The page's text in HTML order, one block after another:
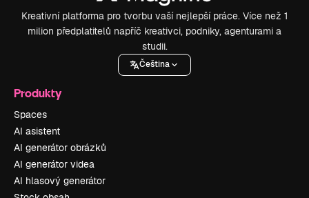
Kreativní platforma pro tvorbu vaší nejlepší práce. Více než 1
milion předplatitelů napříč kreativci, podniky, agenturami a
studii.
Čeština
Produkty
Spaces
AI asistent
AI generátor obrázků
AI generátor videa
AI hlasový generátor